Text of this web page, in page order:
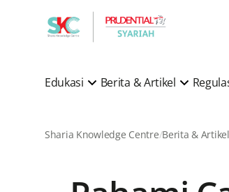
Edukasi Berita & Artikel
Sharia Knowledge Centre Berita & Artikel